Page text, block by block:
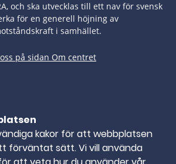
och ska utvecklas till ett nav för svensk
för en generell höjning av
i samhället.
på sidan Om centret
kakor för att webbplatsen
förväntat sätt. Vi vill använda